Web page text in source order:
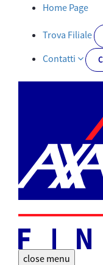
Documentazione
Home Page
Trova Filiale
Contatti
close menu